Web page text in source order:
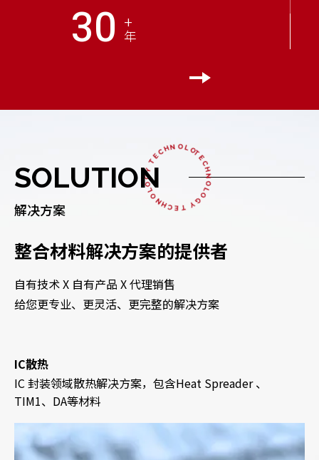
30 +
年
SOLUTIONTECHNOLOGY TECHNOLOGY TECHNOLOGY
解决方案
整合材料解决方案的提供者
自有技术 X 自有产品 X 代理销售
给您更专业、更灵活、更完整的解决方案
IC散热
IC 封装领域散热解决方案，包含Heat Spreader 、
TIM1、DA等材料